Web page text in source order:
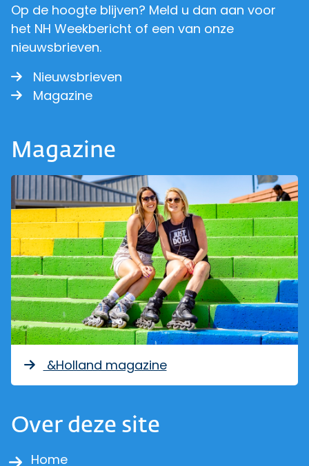
Op de hoogte blijven? Meld u dan aan voor
het NH Weekbericht of een van onze
nieuwsbrieven.
Nieuwsbrieven
Magazine
Magazine
&Holland magazine
Over deze site
Home